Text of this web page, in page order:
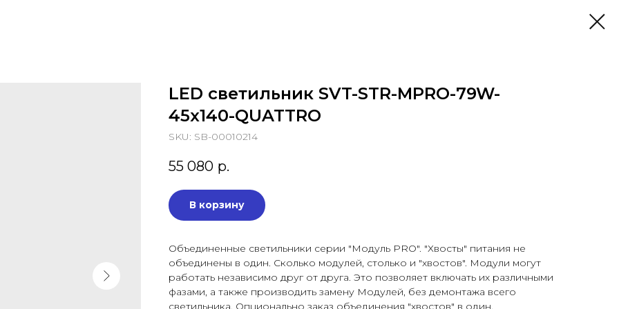
LED светильник SVT-STR-MPRO-79W-
45x140-QUATTRO
SKU: SB-00010214
55 080 р.
В корзину
Объединенные светильники серии "Модуль PRO". "Хвосты" питания не
объединены в один. Сколько модулей, столько и "хвостов". Модули могут
работать независимо друг от друга. Это позволяет включать их различными
фазами, а также производить замену Модулей, без демонтажа всего
светильника. Опционально заказ объединения "хвостов" в один.